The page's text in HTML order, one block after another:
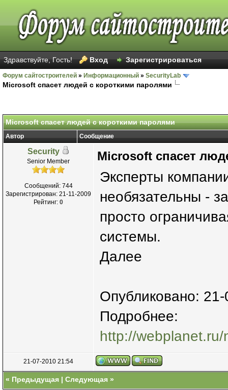
Здравствуйте, Гость! Вход Зарегистрироваться
Форум сайтостроителей » Информационный » SecurityLab
Microsoft спасет людей с короткими паролями
Microsoft спасет людей с короткими паролями
Автор Сообщение
Security
Senior Member
Сообщений: 744
Зарегистрирован: 21-11-2009
Рейтинг: 0
Microsoft спасет
Эксперты
необязательны -
просто
системы.
Далее
Опубликовано:
Подробнее:
http://
21-07-2010 21:54
« Предыдущая | Следующая »